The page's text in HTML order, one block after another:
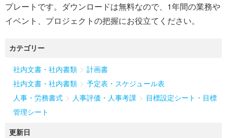
プレートです。ダウンロードは無料なので、1年間の業務や
イベント、プロジェクトの把握にお役立てください。
カテゴリー
社内文書・社内書類 > 計画書
社内文書・社内書類 > 予定表・スケジュール表
人事・労務書式 > 人事評価・人事考課 > 目標設定シート・目標
管理シート
更新日